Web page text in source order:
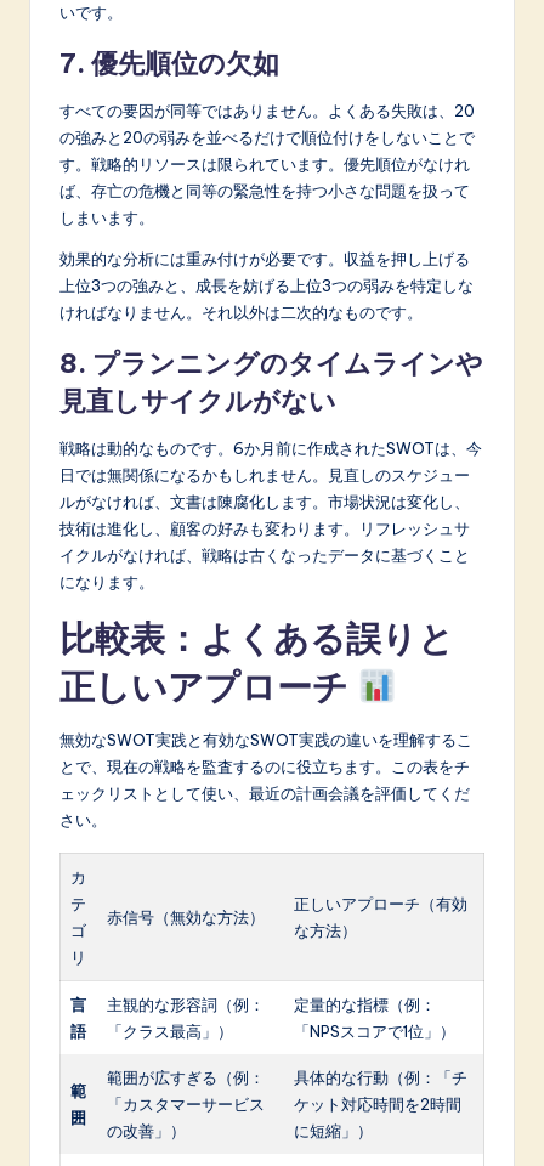
いです。
7. 優先順位の欠如
すべての要因が同等ではありません。よくある失敗は、20
の強みと20の弱みを並べるだけで順位付けをしないことで
す。戦略的リソースは限られています。優先順位がなけれ
ば、存亡の危機と同等の緊急性を持つ小さな問題を扱って
しまいます。
効果的な分析には重み付けが必要です。収益を押し上げる
上位3つの強みと、成長を妨げる上位3つの弱みを特定しな
ければなりません。それ以外は二次的なものです。
8. プランニングのタイムラインや
見直しサイクルがない
戦略は動的なものです。6か月前に作成されたSWOTは、今
日では無関係になるかもしれません。見直しのスケジュー
ルがなければ、文書は陳腐化します。市場状況は変化し、
技術は進化し、顧客の好みも変わります。リフレッシュサ
イクルがなければ、戦略は古くなったデータに基づくこと
になります。
比較表：よくある誤りと
正しいアプローチ
無効なSWOT実践と有効なSWOT実践の違いを理解するこ
とで、現在の戦略を監査するのに役立ちます。この表をチ
ェックリストとして使い、最近の計画会議を評価してくだ
さい。
カ
テ
ゴ
リ
赤信号（無効な方法）
正しいアプローチ（有効
な方法）
言
語
主観的な形容詞（例：
「クラス最高」）
定量的な指標（例：
「NPSスコアで1位」）
範
囲
範囲が広すぎる（例：
「カスタマーサービス
の改善」）
具体的な行動（例：「チ
ケット対応時間を2時間
に短縮」）